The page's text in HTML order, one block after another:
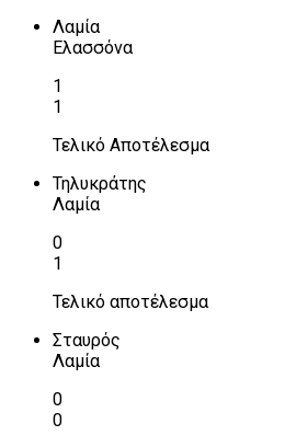
Λαμία
Ελασσόνα
1
1
Τελικό Αποτέλεσμα
Τηλυκράτης
Λαμία
0
1
Τελικό αποτέλεσμα
Σταυρός
Λαμία
0
0